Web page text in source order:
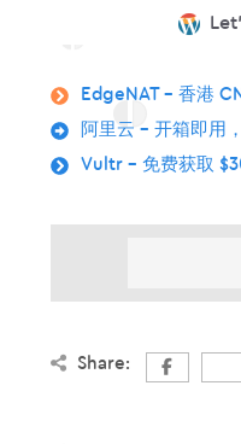
EdgeNAT – 香港
阿里云 – 开箱即用
Vultr – 免费获取
Share: